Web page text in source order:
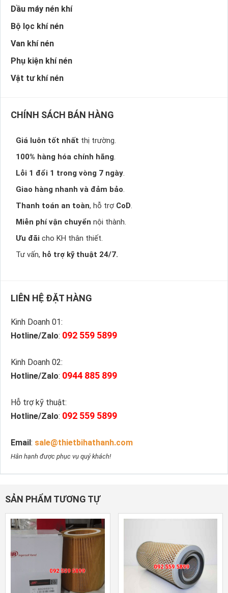
Dầu máy nén khí
Bộ lọc khí nén
Van khí nén
Phụ kiện khí nén
Vật tư khí nén
CHÍNH SÁCH BÁN HÀNG
Giá luôn tốt nhất thị trường.
100% hàng hóa chính hãng.
Lỗi 1 đổi 1 trong vòng 7 ngày.
Giao hàng nhanh và đảm bảo.
Thanh toán an toàn, hỗ trợ CoD.
Miễn phí vận chuyển nội thành.
Ưu đãi cho KH thân thiết.
Tư vấn, hỗ trợ kỹ thuật 24/7.
LIÊN HỆ ĐẶT HÀNG
Kinh Doanh 01:
Hotline/Zalo: 092 559 5899
Kinh Doanh 02:
Hotline/Zalo: 0944 885 899
Hỗ trợ kỹ thuật:
Hotline/Zalo: 092 559 5899
Email: sale@thietbihathanh.com
Hân hạnh được phục vụ quý khách!
SẢN PHẨM TƯƠNG TỰ